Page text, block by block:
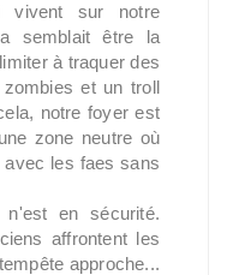
vivent sur notre
semblait être la
à traquer des
et un troll
notre foyer est
zone neutre où
avec les faes sans
en sécurité.
affrontent les
approche...